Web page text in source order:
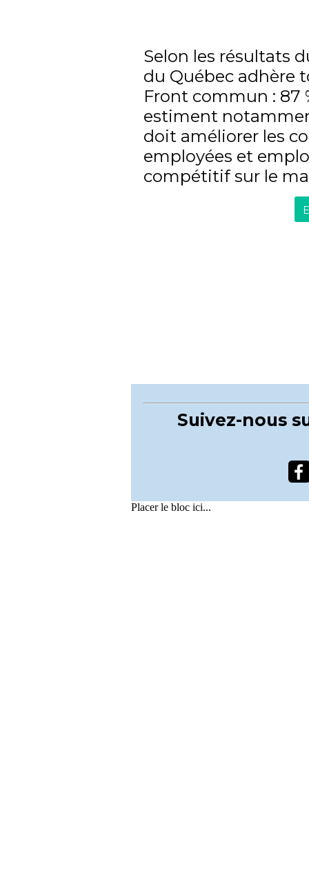
Selon les résultats
du Québec adhère
Front commun : 87
estiment
doit améliorer les
employées et
compétitif sur le
Suivez-nous
Placer le bloc ici...